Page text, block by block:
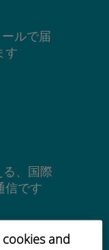
and
ルで届
す
、国際
信です